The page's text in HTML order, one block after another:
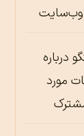
وب‌سایت
درباره
مورد